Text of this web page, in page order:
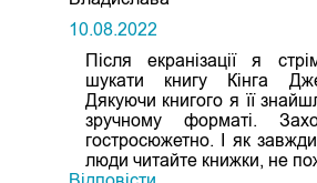
10.08.2022
Після екранізації я
шукати книгу Кінга
Дякуючи книгого я її
зручному форматі.
гостросюжетно. І як
люди читайте книжки, не